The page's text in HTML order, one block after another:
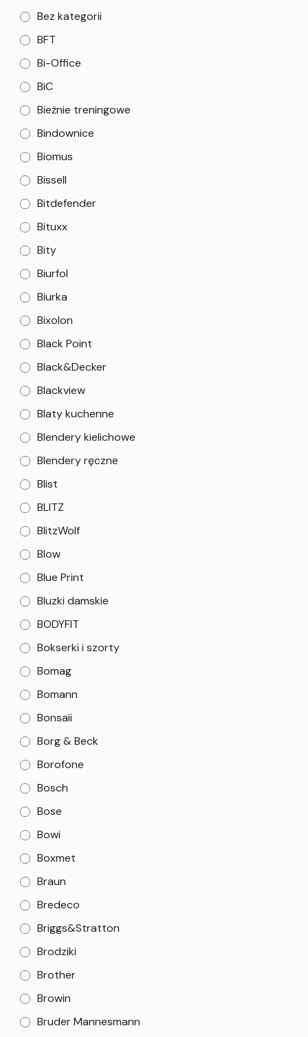
Bez kategorii
BFT
Bi-Office
BiC
Bieżnie treningowe
Bindownice
Biomus
Bissell
Bitdefender
Bituxx
Bity
Biurfol
Biurka
Bixolon
Black Point
Black&Decker
Blackview
Blaty kuchenne
Blendery kielichowe
Blendery ręczne
Blist
BLITZ
BlitzWolf
Blow
Blue Print
Bluzki damskie
BODYFIT
Bokserki i szorty
Bomag
Bomann
Bonsaii
Borg & Beck
Borofone
Bosch
Bose
Bowi
Boxmet
Braun
Bredeco
Briggs&Stratton
Brodziki
Brother
Browin
Bruder Mannesmann